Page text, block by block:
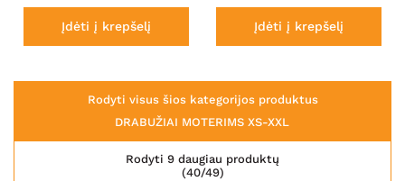
Įdėti į krepšelį Įdėti į krepšelį
Rodyti visus šios kategorijos produktus
DRABUŽIAI MOTERIMS XS-XXL
(40/49)
Rodyti 9 daugiau produktų